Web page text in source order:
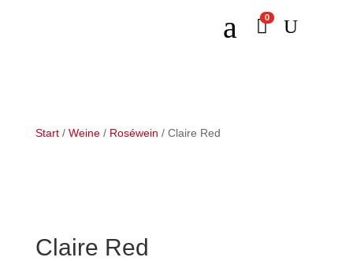
a 0 U
Start/ Weine/ Roséwein / Claire Red
Claire Red